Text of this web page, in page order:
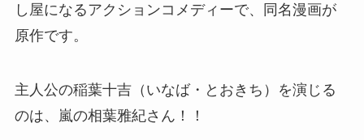
し屋になるアクションコメディーで、同名漫画が
原作です。
主人公の稲葉十吉（いなば・とおきち）を演じる
のは、嵐の相葉雅紀さん！！